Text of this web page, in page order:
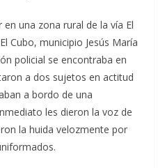
una zona rural de la vía El
Cubo, municipio Jesús María
policial se encontraba en
a dos sujetos en actitud
a bordo de una
les dieron la voz de
la huida velozmente por